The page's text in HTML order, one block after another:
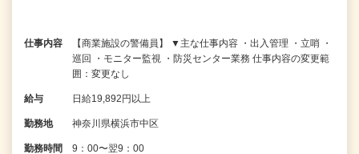
仕事内容
【商業施設の警備員】 ▼主な仕事内容 ・出入管理 ・立哨 ・
巡回 ・モニター監視 ・防災センター業務 仕事内容の変更範
囲：変更なし
給与 日給19,892円以上
勤務地 神奈川県横浜市中区
勤務時間 9：00〜翌9：00